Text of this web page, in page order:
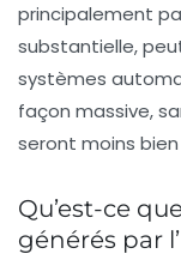
principalement
substantielle,
systèmes
façon massive,
seront moins
Qu’est-ce
générés par